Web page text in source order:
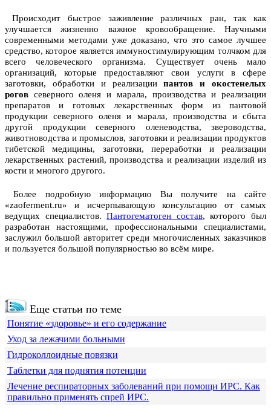
Происходит быстрое заживление различных ран, так как
улучшается жизненно важное кровообращение. Научными
современными методами уже доказано, что это самое лучшее
средство, которое является иммуностимулирующим толчком для
всего человеческого организма. Существует очень мало
организаций, которые предоставляют свои услуги в сфере
заготовки, обработки и реализациипантов и окостенелых
рогов северного оленя и марала, производства и реализации
препаратов и готовых лекарственных форм из пантовой
продукции северного оленя и марала, производства и сбыта
другой продукции северного оленеводства, звероводства,
животноводства и промыслов, заготовки и реализации продуктов
тибетской медицины, заготовки, переработки и реализации
лекарственных растений, производства и реализации изделий из
кости и многого другого.
Более подробную информацию Вы получите на сайте
«zaoferment.ru» и исчерпывающую консультацию от самых
ведущих специалистов.Пантогематоген состав, которого был
разработан настоящими, профессиональными специалистами,
заслужил большой авторитет среди многочисленных заказчиков
и пользуется большой популярностью во всём мире.
Еще статьи по теме
Понятие «здоровье» и его содержание
Уход за лежачими больными
Гидроколлоидные повязки
Таблетки для поднятия потенции
Лечение респираторных заболеваний при помощи ИРС. Как
правильно применять спрей ИРС.